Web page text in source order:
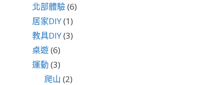
北部體驗(6)
居家DIY(1)
教具DIY(3)
桌遊(6)
運動 (3)
爬山 (2)